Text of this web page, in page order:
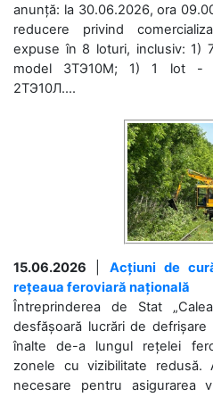
anunță: la 30.06.2026, ora
reducere privind
expuse în 8 loturi, inclusiv: 1)
model 3ТЭ10М; 1) 1 lot -
2ТЭ10Л....
15.06.2026
Acțiuni de
rețeaua feroviară națională
Întreprinderea de Stat
desfășoară lucrări de
înalte de-a lungul rețelei
zonele cu vizibilitate redusă.
necesare pentru asigurarea